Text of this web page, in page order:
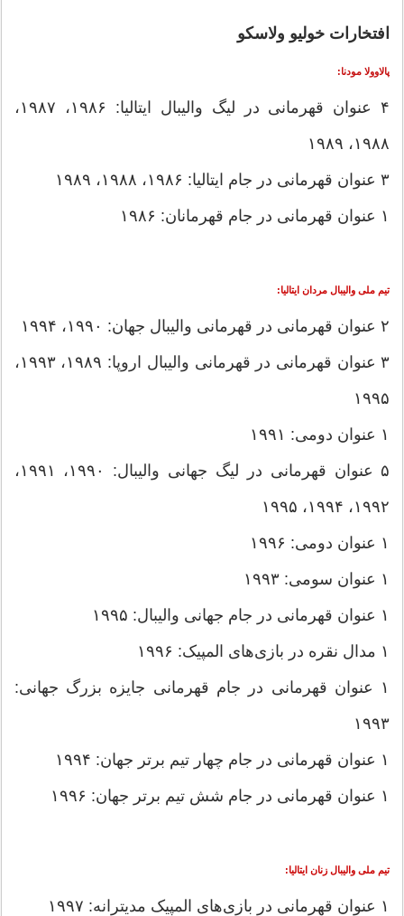
افتخارات خولیو ولاسکو
پالاوولا مودنا:
۴ عنوان قهرمانی در لیگ والیبال ایتالیا: ۱۹۸۶، ۱۹۸۷،
۱۹۸۸، ۱۹۸۹
۳ عنوان قهرمانی در جام ایتالیا: ۱۹۸۶، ۱۹۸۸، ۱۹۸۹
۱ عنوان قهرمانی در جام قهرمانان: ۱۹۸۶
تیم ملی والیبال مردان ایتالیا:
۲ عنوان قهرمانی در قهرمانی والیبال جهان: ۱۹۹۰، ۱۹۹۴
۳ عنوان قهرمانی در قهرمانی والیبال اروپا: ۱۹۸۹، ۱۹۹۳،
۱۹۹۵
۱ عنوان دومی: ۱۹۹۱
۵ عنوان قهرمانی در لیگ جهانی والیبال: ۱۹۹۰، ۱۹۹۱،
۱۹۹۲، ۱۹۹۴، ۱۹۹۵
۱ عنوان دومی: ۱۹۹۶
۱ عنوان سومی: ۱۹۹۳
۱ عنوان قهرمانی در جام جهانی والیبال: ۱۹۹۵
۱ مدال نقره در بازی‌های المپیک: ۱۹۹۶
۱ عنوان قهرمانی در جام قهرمانی جایزه بزرگ جهانی:
۱۹۹۳
۱ عنوان قهرمانی در جام چهار تیم برتر جهان: ۱۹۹۴
۱ عنوان قهرمانی در جام شش تیم برتر جهان: ۱۹۹۶
تیم ملی والیبال زنان ایتالیا:
۱ عنوان قهرمانی در بازی‌های المپیک مدیترانه: ۱۹۹۷